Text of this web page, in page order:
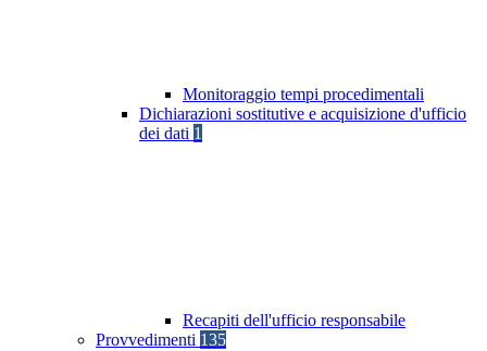
Monitoraggio tempi procedimentali
Dichiarazioni sostitutive e acquisizione d'ufficio
dei dati 1
Recapiti dell'ufficio responsabile
Provvedimenti 135